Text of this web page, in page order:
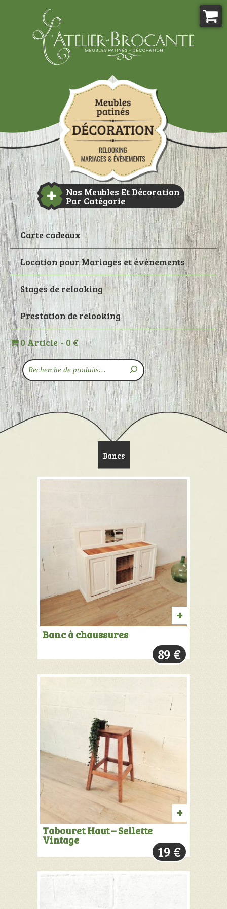
Nos Meubles Et Décoration
Par Catégorie
Carte cadeaux
Location pour Mariages et évènements
Stages de relooking
Prestation de relooking
0 Article 0 €
Recherche
Bancs
PANIER
Banc à chaussures
89 €
PANIER
Tabouret Haut – Sellette
Vintage
19 €